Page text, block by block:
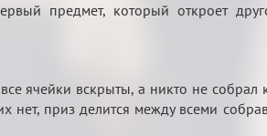
предмет, который откроет
ячейки вскрыты, а никто не собрал
нет, приз делится между всеми